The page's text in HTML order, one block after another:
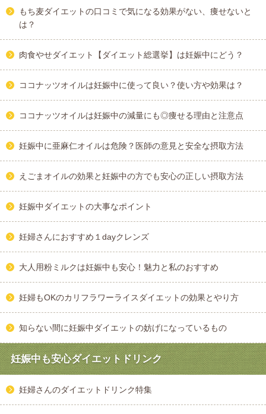
もち麦ダイエットの口コミで気になる効果がない、痩せないと
は？
肉食やせダイエット【ダイエット総選挙】は妊娠中にどう？
ココナッツオイルは妊娠中に使って良い？使い方や効果は？
ココナッツオイルは妊娠中の減量にも◎痩せる理由と注意点
妊娠中に亜麻仁オイルは危険？医師の意見と安全な摂取方法
えごまオイルの効果と妊娠中の方でも安心の正しい摂取方法
妊娠中ダイエットの大事なポイント
妊婦さんにおすすめ１dayクレンズ
大人用粉ミルクは妊娠中も安心！魅力と私のおすすめ
妊婦もOKのカリフラワーライスダイエットの効果とやり方
知らない間に妊娠中ダイエットの妨げになっているもの
妊娠中も安心ダイエットドリンク
妊婦さんのダイエットドリンク特集